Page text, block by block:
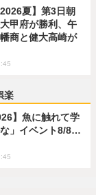
2026夏】第3日朝
甲府が勝利、午
商と健大高崎が
楽
】魚に触れて学
」イベント8/8…